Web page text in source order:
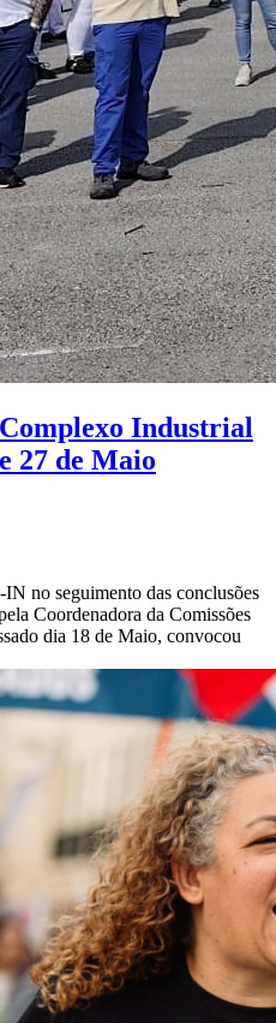
Industrial
27 de Maio
no seguimento das conclusões
Coordenadora da Comissões
dia 18 de Maio, convocou